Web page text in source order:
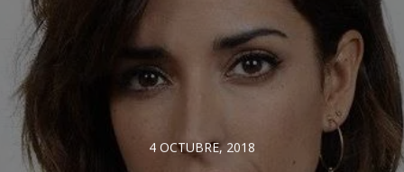
4 OCTUBRE, 2018